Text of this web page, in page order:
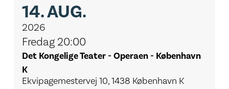
14.AUG.
2026
Fredag 20:00
Det Kongelige Teater - Operaen - København
K
Ekvipagemestervej 10, 1438 København K